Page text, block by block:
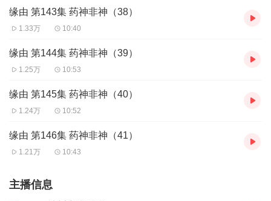
缘由 第143集 药神非神（38）
1.33万 10:40
缘由 第144集 药神非神（39）
1.25万 10:53
缘由 第145集 药神非神（40）
1.24万 10:52
缘由 第146集 药神非神（41）
1.21万 10:43
主播信息